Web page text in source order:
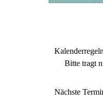
Bitte tragt
Nächste